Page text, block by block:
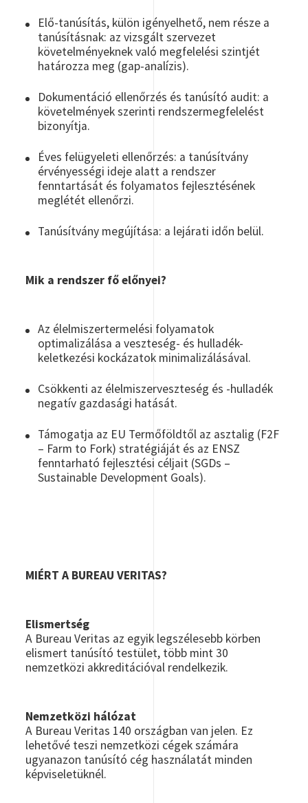
Elő-tanúsítás, külön igényelhető, nem része a
tanúsításnak: az vizsgált szervezet
követelményeknek való megfelelési szintjét
határozza meg (gap-analízis).
Dokumentáció ellenőrzés és tanúsító audit: a
követelmények szerinti rendszermegfelelést
bizonyítja.
Éves felügyeleti ellenőrzés: a tanúsítvány
érvényességi ideje alatt a rendszer
fenntartását és folyamatos fejlesztésének
meglétét ellenőrzi.
Tanúsítvány megújítása: a lejárati időn belül.
Mik a rendszer fő előnyei?
Az élelmiszertermelési folyamatok
optimalizálása a veszteség- és hulladék-
keletkezési kockázatok minimalizálásával.
Csökkenti az élelmiszerveszteség és -hulladék
negatív gazdasági hatását.
Támogatja az EU Termőföldtől az asztalig (F2F
– Farm to Fork) stratégiáját és az ENSZ
fenntarható fejlesztési céljait (SGDs –
Sustainable Development Goals).
MIÉRT A BUREAU VERITAS?
Elismertség
A Bureau Veritas az egyik legszélesebb körben
elismert tanúsító testület, több mint 30
nemzetközi akkreditációval rendelkezik.
Nemzetközi hálózat
A Bureau Veritas 140 országban van jelen. Ez
lehetővé teszi nemzetközi cégek számára
ugyanazon tanúsító cég használatát minden
képviseletüknél.